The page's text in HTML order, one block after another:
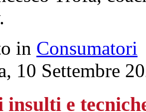
in Consumatori
10 Settembre
insulti e